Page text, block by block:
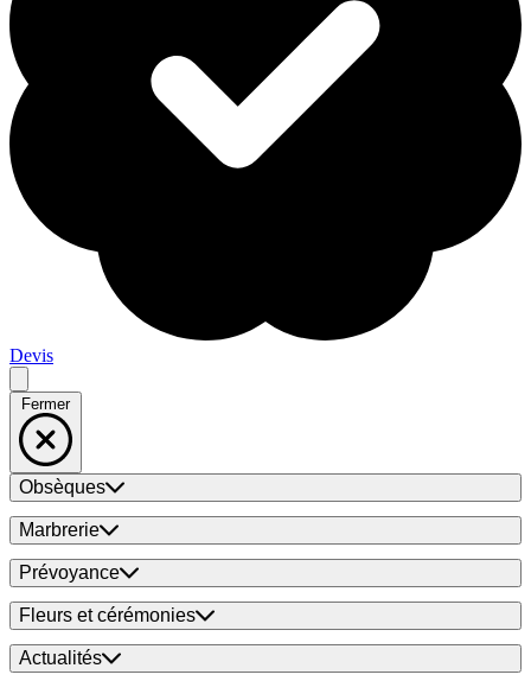
Devis
Fermer
Obsèques
Marbrerie
Prévoyance
Fleurs et cérémonies
Actualités